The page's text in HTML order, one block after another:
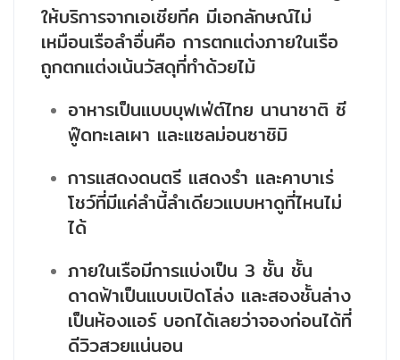
ให้บริการจากเอเชียทีค มีเอกลักษณ์ไม่
เหมือนเรือลำอื่นคือ การตกแต่งภายในเรือ
ถูกตกแต่งเน้นวัสดุที่ทำด้วยไม้
อาหารเป็นแบบบุฟเฟ่ต์ไทย นานาชาติ ซี
ฟู๊ดทะเลเผา และแซลม่อนซาชิมิ
การแสดงดนตรี แสดงรำ และคาบาเร่
โชว์ที่มีแค่ลำนี้ลำเดียวแบบหาดูที่ไหนไม่
ได้
ภายในเรือมีการแบ่งเป็น 3 ชั้น ชั้น
ดาดฟ้าเป็นแบบเปิดโล่ง และสองชั้นล่าง
เป็นห้องแอร์ บอกได้เลยว่าจองก่อนได้ที่
ดีวิวสวยแน่นอน